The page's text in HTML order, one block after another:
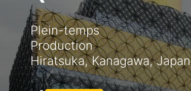
Plein-temps
Production
Hiratsuka, Kanagawa, Japan